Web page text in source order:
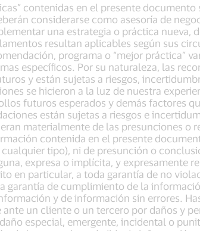
contenidas en el presente documento
considerarse como asesoría de
una estrategia o práctica nueva,
resultan aplicables según sus
programa o “mejor práctica”
específicos. Por su naturaleza, las
y están sujetas a riesgos,
se hicieron a la luz de nuestra
futuros esperados y demás factores
están sujetas a riesgos e
materialmente de las presunciones o
contenida en el presente
tipo), ni de presunción o
expresa o implícita, y expresamente
en particular, a toda garantía de no
garantía de cumplimiento de la
y de información sin errores.
un cliente o un tercero por daños y
especial, emergente, incidental o